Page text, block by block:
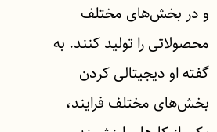
و در بخش‌های مختلف
محصولاتی را تولید کنند. به
گفته او دیجیتالی کردن
بخش‌های مختلف فرایند،